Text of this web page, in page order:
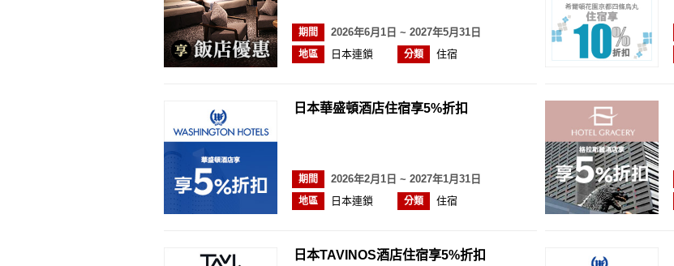
期間 2026年6月1日 ~ 2027年5月31日
地區 日本連鎖 分類 住宿
日本華盛頓酒店住宿享5%折扣
期間 2026年2月1日 ~ 2027年1月31日
地區 日本連鎖 分類 住宿
日本TAVINOS酒店住宿享5%折扣